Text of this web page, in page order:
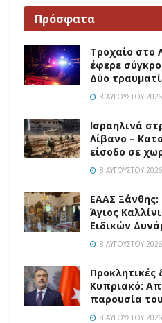
Πρόσφατα
Τροχαίο στο
έφερε
Δύο
8 ΑΥΓΟΎΣΤΟΥ 2026
Ισραηλινά
Λίβανο –
είσοδο σε
8 ΑΥΓΟΎΣΤΟΥ 2026
EAAΣ
Άγιος
Ειδικών
8 ΑΥΓΟΎΣΤΟΥ 2026
Προκλητικές
Κυπριακό:
παρουσία
8 ΑΥΓΟΎΣΤΟΥ 2026